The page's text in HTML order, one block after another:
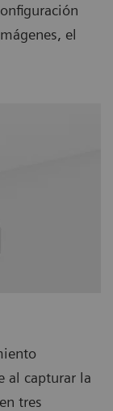
el
al capturar la
tres